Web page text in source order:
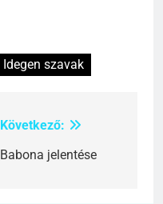
Idegen szavak
Következő:
Babona jelentése